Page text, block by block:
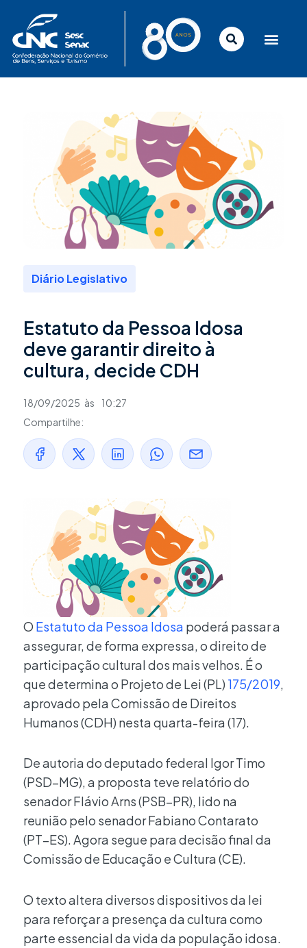
conteúdo
Diário Legislativo
Estatuto da Pessoa Idosa
deve garantir direito à
cultura, decide CDH
18/09/2025 às
10:27
Compartilhe:
O Estatuto da Pessoa Idosa poderá passar a
assegurar, de forma expressa, o direito de
participação cultural dos mais velhos. É o
que determina o Projeto de Lei (PL) 175/2019,
aprovado pela Comissão de Direitos
Humanos (CDH) nesta quarta-feira (17).
De autoria do deputado federal Igor Timo
(PSD–MG), a proposta teve relatório do
senador Flávio Arns (PSB–PR), lido na
reunião pelo senador Fabiano Contarato
(PT–ES). Agora segue para decisão final da
Comissão de Educação e Cultura (CE).
O texto altera diversos dispositivos da lei
para reforçar a presença da cultura como
parte essencial da vida da população idosa.